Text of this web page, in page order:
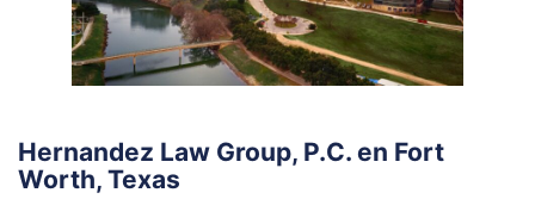
Hernandez Law Group, P.C. en Fort
Worth, Texas